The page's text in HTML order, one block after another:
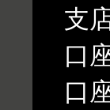
支
口
口